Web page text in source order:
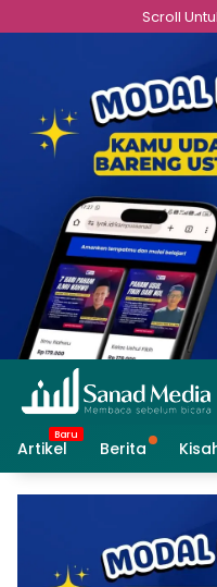
to
Scroll
Artikel Berita